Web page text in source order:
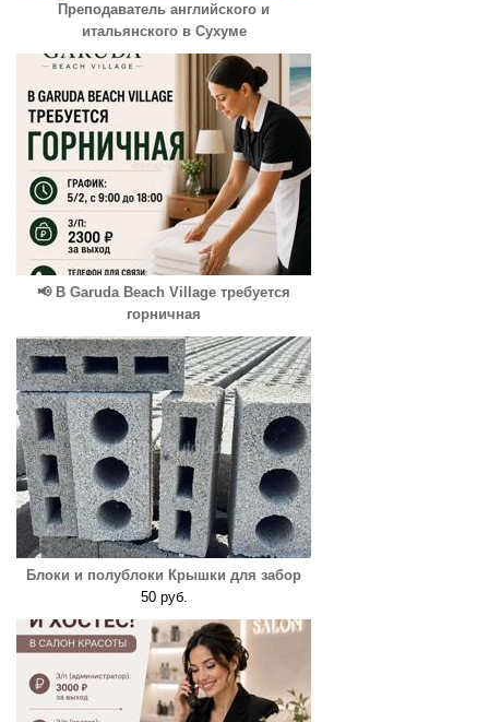
Преподаватель английского и
итальянского в Сухуме
📢 В Garuda Beach Village требуется
горничная
Блоки и полублоки Крышки для забор
50 руб.